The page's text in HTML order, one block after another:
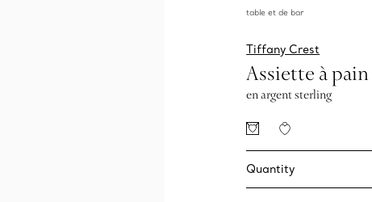
table et de bar
Tiffany Crest
Assiette à pain
en argent sterling
Quantity